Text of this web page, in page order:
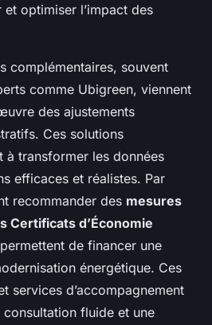
optimiser l’impact des
complémentaires, souvent
comme Ubigreen, viennent
des ajustements
Ces solutions
à transformer les données
efficaces et réalistes. Par
recommander des mesures
Certificats d’Économie
de financer une
énergétique. Ces
services d’accompagnement
fluide et une